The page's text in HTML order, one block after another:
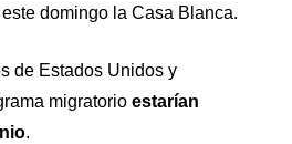
domingo la Casa Blanca.
de Estados Unidos y
migratorioestarían
.